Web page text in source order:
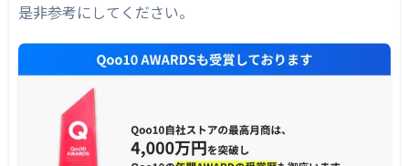
是非参考にしてください。